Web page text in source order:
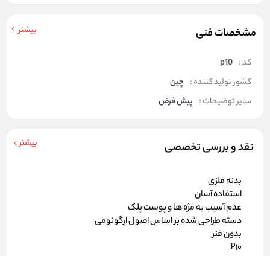
مشخصات فنی بیشتر
کد : p10
کشور تولید کننده : چین
سایر توضیحات : پیش فرض
نقد و بررسی تخصصی بیشتر
بدنه فلزی
استفاده آسان
عدم آسیب به مژه ها و پوست پلک
دسته طراحی شده بر اساس اصول ارگونومی
بدون فنر
P10